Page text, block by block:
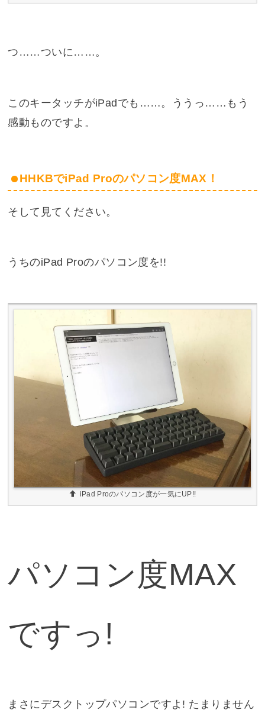
つ……ついに……。
このキータッチがiPadでも……。ううっ……もう
感動ものですよ。
HHKBでiPad Proのパソコン度MAX！
そして見てください。
うちのiPad Proのパソコン度を!!
iPad Proのパソコン度が一気にUP!!
パソコン度MAX
ですっ!
まさにデスクトップパソコンですよ! たまりません